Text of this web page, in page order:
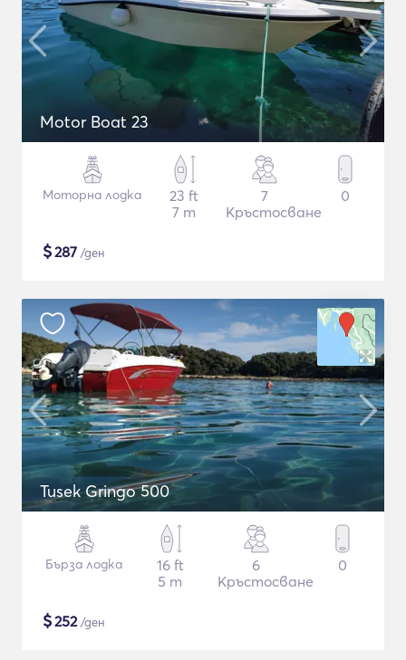
Motor Boat 23
Моторна лодка
23 ft
7 m
7
Кръстосване
0
$287 /ден
Tusek Gringo 500
Бърза лодка
16 ft
5 m
6
Кръстосване
0
$252/ден